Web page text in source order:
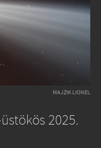
MAJZIK LIONEL
2025.